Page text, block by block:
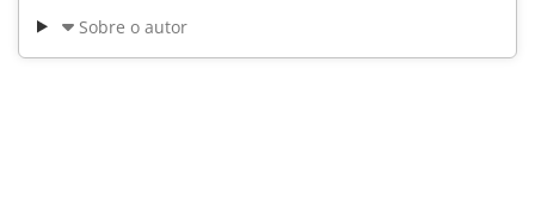
Sobre o autor